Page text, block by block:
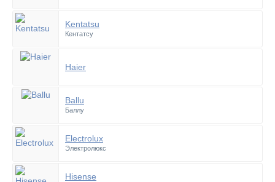
Kentatsu
Кентатсу
Haier
Ballu
Баллу
Electrolux
Электролюкс
Hisense